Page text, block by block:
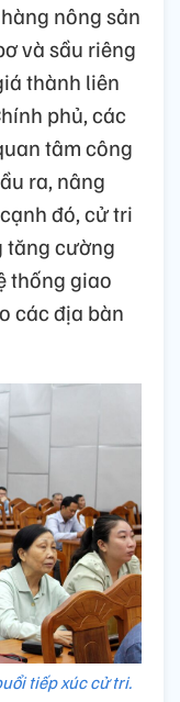
nông sản
và sầu riêng
thành liên
phủ, các
tâm công
ra, nâng
đó, cử tri
tăng cường
thống giao
các địa bàn
tiếp xúc cử tri.